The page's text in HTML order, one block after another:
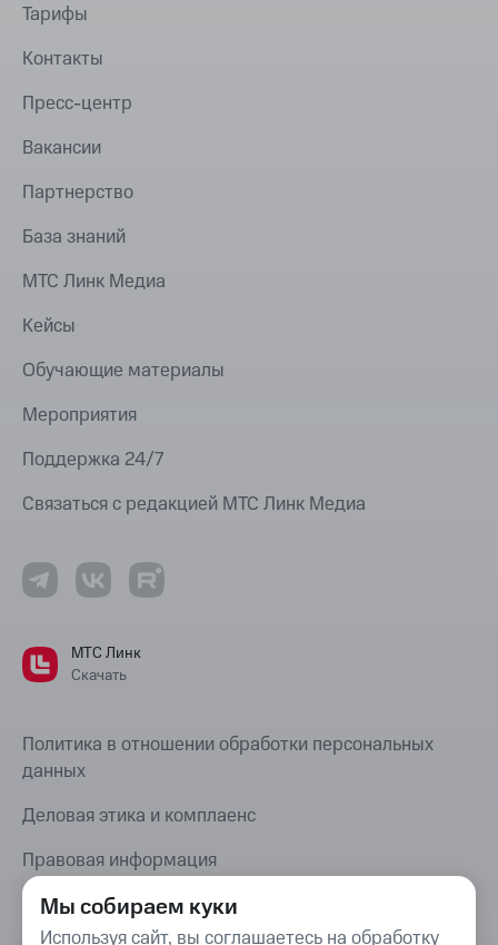
Мы собираем куки
Используя сайт, вы соглашаетесь на обработку
Тарифы
Контакты
Пресс-центр
Вакансии
Партнерство
База знаний
МТС Линк Медиа
Кейсы
Обучающие материалы
Мероприятия
Поддержка 24/7
Связаться с редакцией МТС Линк Медиа
МТС Линк
Скачать
Политика в отношении обработки персональных
данных
Деловая этика и комплаенс
Правовая информация
Карта сайта